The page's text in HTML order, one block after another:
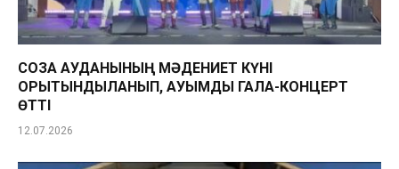
СОЗАҚ АУДАНЫНЫҢ МӘДЕНИЕТ КҮНІ
ҚОРЫТЫНДЫЛАНЫП, АУҚЫМДЫ ГАЛА-КОНЦЕРТ
ӨТТІ
12.07.2026